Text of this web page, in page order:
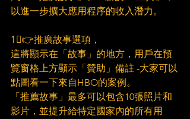
以進一步擴大應用程序的收入潛力。
1⃣👉推廣故事選項，
這將顯示在「故事」的地方，用戶在預
覽窗格上方顯示「贊助」備註 -大家可以
點圖看一下來自HBO的案例。
「推薦故事」最多可以包含10張照片和
影片，並提升給特定國家內的所有用